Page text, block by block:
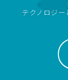
テクノロジ